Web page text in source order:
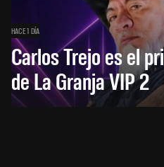
HACE 1 DÍA
Carlos Trejo es el
de La Granja VIP 2